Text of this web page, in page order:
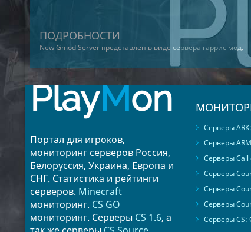
ПОДРОБНОСТИ
New Gmod Server представлен в виде сервера гаррис мод.
PlayMon
Портал для игроков,
мониторинг серверов Россия,
Белоруссия, Украина, Европа и
СНГ. Статистика и рейтинги
серверов. Minecraft
мониторинг. CS GO
мониторинг. Серверы CS 1.6, а
Серверы
Серверы
Серверы Call
Серверы
Серверы
Серверы
Серверы CS: